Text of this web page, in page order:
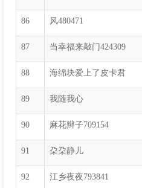
86 风480471
87 当幸福来敲门424309
88 海绵块爱上了皮卡君
89 我随我心
90 麻花辫子709154
91 朶朶静儿
92 江乡夜夜793841